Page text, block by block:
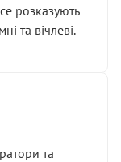
розказують
та вічлеві.
та